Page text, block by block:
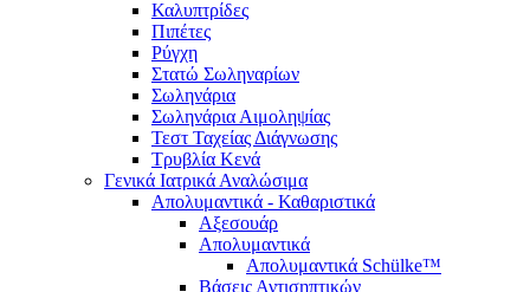
Καλυπτρίδες
Πιπέτες
Ρύγχη
Στατώ Σωληναρίων
Σωληνάρια
Σωληνάρια Αιμοληψίας
Τεστ Ταχείας Διάγνωσης
Τρυβλία Κενά
Γενικά Ιατρικά Αναλώσιμα
Απολυμαντικά - Καθαριστικά
Αξεσουάρ
Απολυμαντικά
Απολυμαντικά Schülke™
Βάσεις Αντισηπτικών